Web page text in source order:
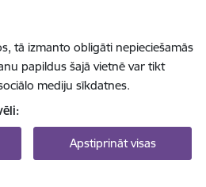
tā izmanto obligāti nepieciešamās
papildus šajā vietnē var tikt
mediju sīkdatnes.
Apstiprināt visas